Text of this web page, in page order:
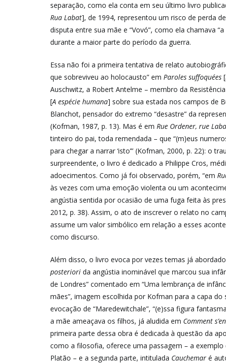
separação, como ela conta em seu último livro
Rua Labat], de 1994, representou um risco de perda
disputa entre sua mãe e “Vovó”, como ela chamava
durante a maior parte do período da guerra.
Essa não foi a primeira tentativa de relato
que sobreviveu ao holocausto” em Paroles suffoquées [
Auschwitz, a Robert Antelme – membro da
[A espécie humana] sobre sua estada nos campos de
Blanchot, pensador do extremo “desastre” da
(Kofman, 1987, p. 13). Mas é em Rue Ordener, rue
tinteiro do pai, toda remendada – que “(m)eus
para chegar a narrar ‘isto’” (Kofman, 2000, p. 22): o
surpreendente, o livro é dedicado a Philippe Cros,
adoecimentos. Como já foi observado, porém, “em
às vezes com uma emoção violenta ou um
angústia sentida por ocasião de uma fuga feita às
2012, p. 38). Assim, o ato de inscrever o relato no
assume um valor simbólico em relação a esses
como discurso.
Além disso, o livro evoca por vezes temas já
posteriori da angústia inominável que marcou sua
de Londres” comentado em “Uma lembrança de
mães”, imagem escolhida por Kofman para a capa do
evocação de “Maredewitchale”, “(e)ssa figura
a mãe ameaçava os filhos, já aludida em Comment
primeira parte dessa obra é dedicada à questão da
como a filosofia, oferece uma passagem – a
Platão – e a segunda parte, intitulada Cauchemar é